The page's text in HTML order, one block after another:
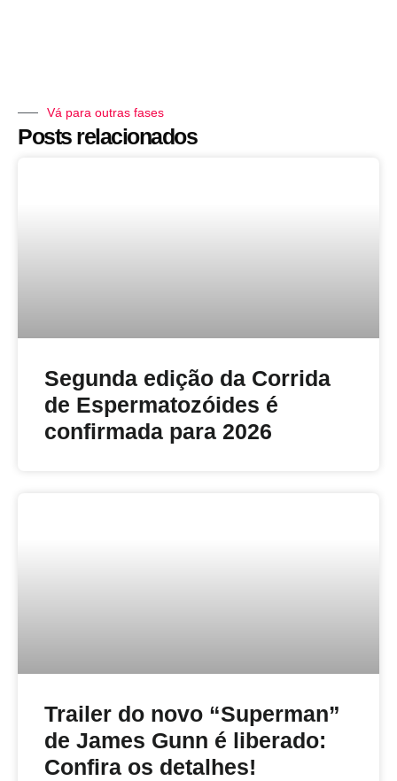
Vá para outras fases
Posts relacionados
Segunda edição da Corrida
de Espermatozóides é
confirmada para 2026
Trailer do novo “Superman”
de James Gunn é liberado:
Confira os detalhes!